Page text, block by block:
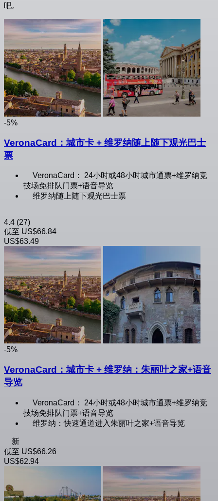
吧。
-5%
VeronaCard：城市卡 + 维罗纳随上随下观光巴士
票
VeronaCard： 24小时或48小时城市通票+维罗纳竞
技场免排队门票+语音导览
维罗纳随上随下观光巴士票
4.4 (27)
低至 US$66.84
US$63.49
-5%
VeronaCard：城市卡 + 维罗纳：朱丽叶之家+语音
导览
VeronaCard： 24小时或48小时城市通票+维罗纳竞
技场免排队门票+语音导览
维罗纳：快速通道进入朱丽叶之家+语音导览
新
低至 US$66.26
US$62.94